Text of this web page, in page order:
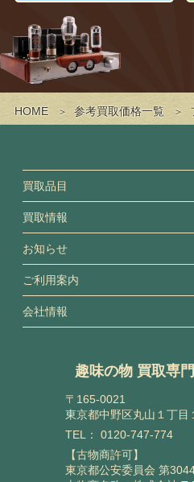
HOME 参考買取価格一覧
買取品目
買取情報
お知らせ
ご利用案内
会社情報
趣味の物 買取専
〒165-0021
東京都中野区丸山１丁目
TEL： 0120-747-774
【古物商許可】
東京都公安委員会 第